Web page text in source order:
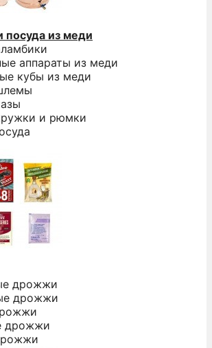
посуда из меди
аппараты из меди
кубы из меди
и рюмки
дрожжи
дрожжи
дрожжи